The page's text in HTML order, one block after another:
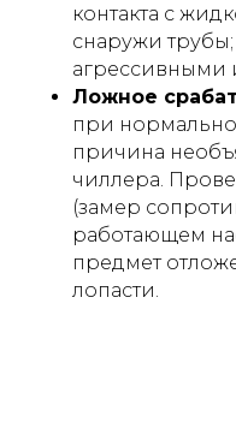
контакта с
снаружи
Ложное
при
причина
чиллера.
(замер
работающем
предмет
лопасти.